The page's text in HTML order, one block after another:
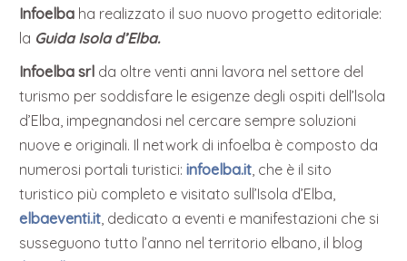
Infoelba ha realizzato il suo nuovo progetto editoriale:
la Guida Isola d’Elba.
Infoelba srl da oltre venti anni lavora nel settore del
turismo per soddisfare le esigenze degli ospiti dell’lsola
d’Elba, impegnandosi nel cercare sempre soluzioni
nuove e originali. Il network di infoelba è composto da
numerosi portali turistici:infoelba.it, che è il sito
turistico più completo e visitato sull’Isola d’Elba,
elbaeventi.it, dedicato a eventi e manifestazioni che si
susseguono tutto l’anno nel territorio elbano, il blog